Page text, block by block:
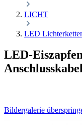
LICHT
LED
LED-
Bildergalerie